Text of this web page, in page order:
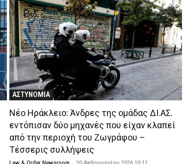
ΑΣΤΥΝΟΜΙΑ
Νέο Ηράκλειο: Άνδρες της ομάδας ΔΙ.ΑΣ.
εντόπισαν δύο μηχανές που είχαν κλαπεί
από την περιοχή του Ζωγράφου –
Τέσσερις συλλήψεις